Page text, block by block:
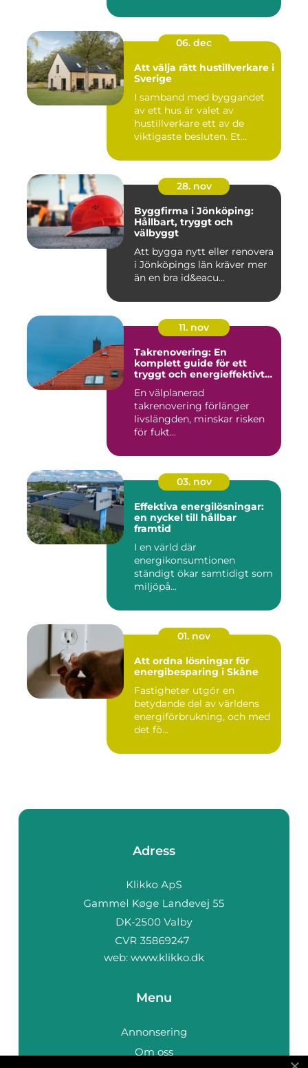
06. dec
Att välja rätt hustillverkare i
Sverige
I samband med byggandet
av ett hus är valet av
hustillverkare ett av de
viktigaste besluten. Et...
28. nov
Byggfirma i Jönköping:
Hållbart, tryggt och
välbyggt
Att bygga nytt eller renovera
i Jönköpings län kräver mer
än en bra id&eacu...
11. nov
Takrenovering: En
komplett guide för ett
tryggt och energieffektivt
En välplanerad
takrenovering förlänger
livslängden, minskar risken
för fukt...
03. nov
Effektiva energilösningar:
en nyckel till hållbar
framtid
I en värld där
energikonsumtionen
ständigt ökar samtidigt som
miljöpå...
01. nov
Att ordna lösningar för
energibesparing i Skåne
Fastigheter utgör en
betydande del av världens
energiförbrukning, och med
det fö...
Adress
web: www.klikko.dk
Menu
Annonsering
Om oss